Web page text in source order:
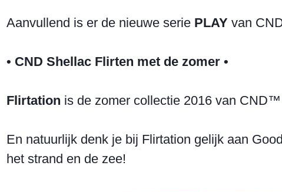
Aanvullend is er de nieuwe serie PLAY van
• CND Shellac Flirten met de zomer •
Flirtation is de zomer collectie 2016 van
En natuurlijk denk je bij Flirtation gelijk aan
het strand en de zee!